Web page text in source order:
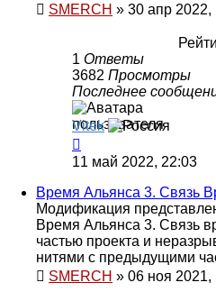
SMERCH » 30 апр 2022,
1 Ответы
3682 Просмотры
Последнее
Vitek
11 май 2022, 22:03
Время Альянса 3. Связь
Модификация
Время Альянса 3. Связь
частью проекта и
нитями с предыдущими
SMERCH » 06 ноя 2021,